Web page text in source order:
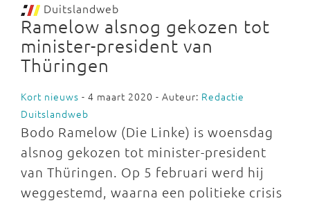
Duitslandweb
Ramelow alsnog gekozen tot
minister-president van
Thüringen
Kort nieuws - 4 maart 2020 - Auteur: Redactie
Duitslandweb
Bodo Ramelow (Die Linke) is woensdag
alsnog gekozen tot minister-president
van Thüringen. Op 5 februari werd hij
weggestemd, waarna een politieke crisis